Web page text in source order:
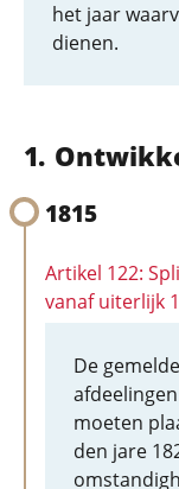
het jaar
dienen.
1815
Artikel 122:
vanaf uiterlijk
De
moeten
den jare